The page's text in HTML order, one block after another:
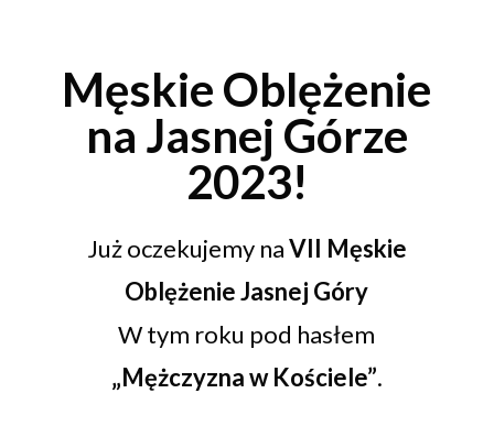
Męskie Oblężenie
na Jasnej Górze
2023!
Już oczekujemy naVII Męskie
Oblężenie Jasnej Góry
W tym roku pod hasłem
„Mężczyzna w Kościele”.